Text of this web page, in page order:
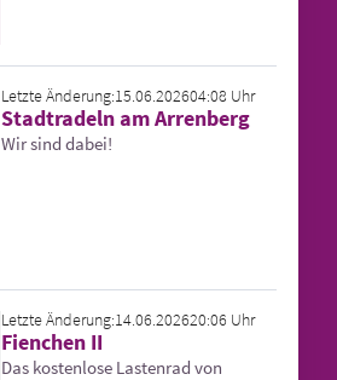
Letzte Änderung:15.06.202604:08 Uhr
Stadtradeln am Arrenberg
Wir sind dabei!
Letzte Änderung:14.06.202620:06 Uhr
Fienchen II
Das kostenlose Lastenrad von